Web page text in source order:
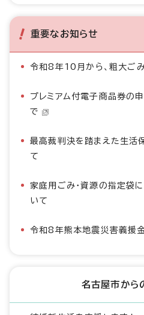
重要なお知らせ
令和8年10月から、粗大ご
プレミアム付電子商品券の
で
最高裁判決を踏まえた生活
て
家庭用ごみ・資源の指定袋
いて
令和8年熊本地震災害義援
名古屋市から